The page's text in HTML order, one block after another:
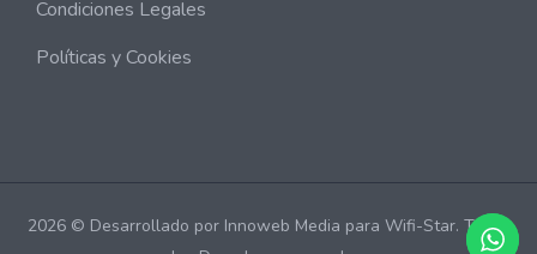
Condiciones Legales
Políticas y Cookies
2026 © Desarrollado por Innoweb Media para Wifi-Star. Todos